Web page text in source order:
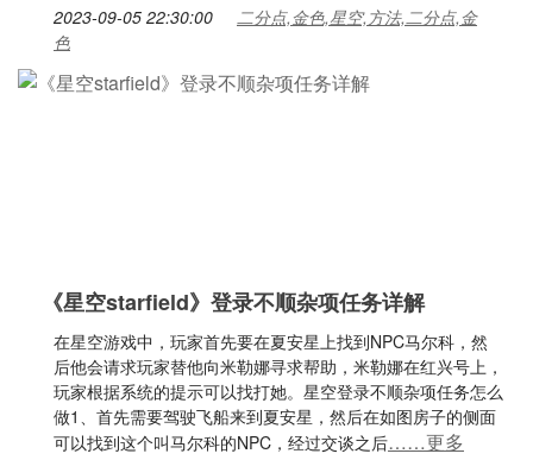
2023-09-05 22:30:00
二分点,金色,星空,方法,二分点,金
色
《星空starfield》登录不顺杂项任务详解
在星空游戏中，玩家首先要在夏安星上找到NPC马尔科，然
后他会请求玩家替他向米勒娜寻求帮助，米勒娜在红兴号上，
玩家根据系统的提示可以找打她。星空登录不顺杂项任务怎么
做1、首先需要驾驶飞船来到夏安星，然后在如图房子的侧面
可以找到这个叫马尔科的NPC，经过交谈之后……更多